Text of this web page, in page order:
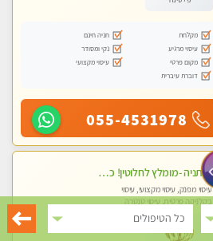
כל הטיפולים
מקלחת
חניה חינם
עיסוי מרגיע
נקי ומסודר
מקום פרטי
עיסוי מקצועי
דוברת עיברית
055-4531978
בנתניה -מומלץ לחלוטין! כל סוגי העיסויים מעסה מקצועית ואיכותית פרטי!!!
עיסוי מפנק, עיסוי מקצועי, עיסוי
בקלניקה פרטית, עיסוי טנטרה